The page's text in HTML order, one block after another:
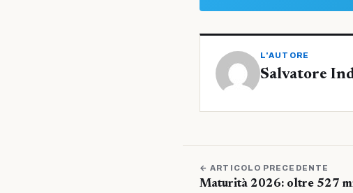
L'AUTORE
Salvatore
← ARTICOLO PRECEDENTE
Maturità 2026: oltre 527